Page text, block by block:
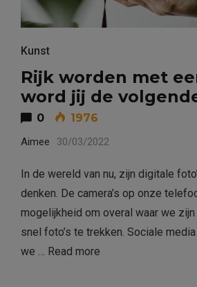
Kunst
Rijk worden met
word jij de
0 1976
Aimee 30/03/2022
In de wereld van nu, zijn digitale
denken. De camera’s op onze
mogelijkheid om overal waar we
snel foto’s te trekken. Sociale
we … Read more